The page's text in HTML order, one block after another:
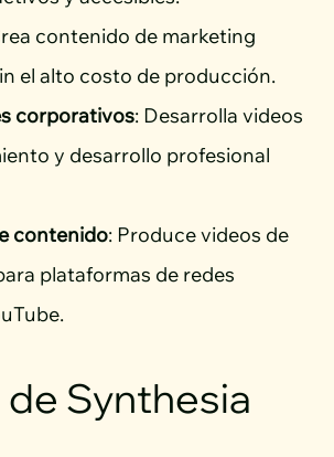
contenido de marketing
el alto costo de producción.
corporativos: Desarrolla videos
y desarrollo profesional
contenido: Produce videos de
plataformas de redes
de Synthesia